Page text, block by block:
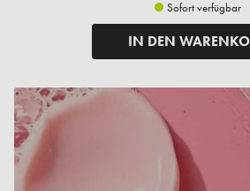
Sofort verfügbar
IN DEN